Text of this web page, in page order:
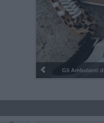
Forte dei Marmi® ...